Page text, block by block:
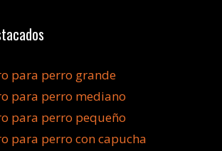
para perro grande
para perro mediano
para perro pequeño
para perro con capucha